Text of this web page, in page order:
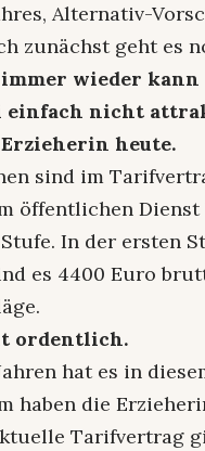
Alternativ-
zunächst geht es
wieder
einfach nicht
heute.
sind im
öffentlichen Dienst
In der ersten
es 4400 Euro
ordentlich.
hat es in
haben die
Tarifvertrag